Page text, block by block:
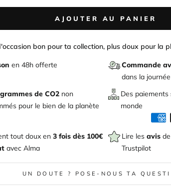
AJOUTER AU PANIER
bon pour ta collection, plus doux pour la
en 48h offerte Commande
dans la journée
de CO2 non
pour le bien de la planète
Des paiements
monde
tout doux en 3 fois dès 100€
avec Alma
Lire les avis
Trustpilot
UN DOUTE ? POSE-NOUS TA